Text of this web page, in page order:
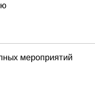
мероприятий